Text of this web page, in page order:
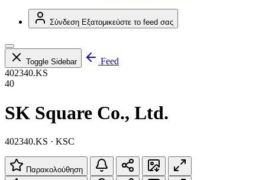
Σύνδεση Εξατομικεύστε το feed σας
Toggle Sidebar
Feed
402340.KS
40
SK Square Co., Ltd.
402340.KS · KSC
Παρακολούθηση